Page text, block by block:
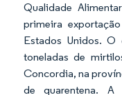
Qualidade
primeira
Estados Unidos. O
toneladas de
Concordia, na
de quarentena. A